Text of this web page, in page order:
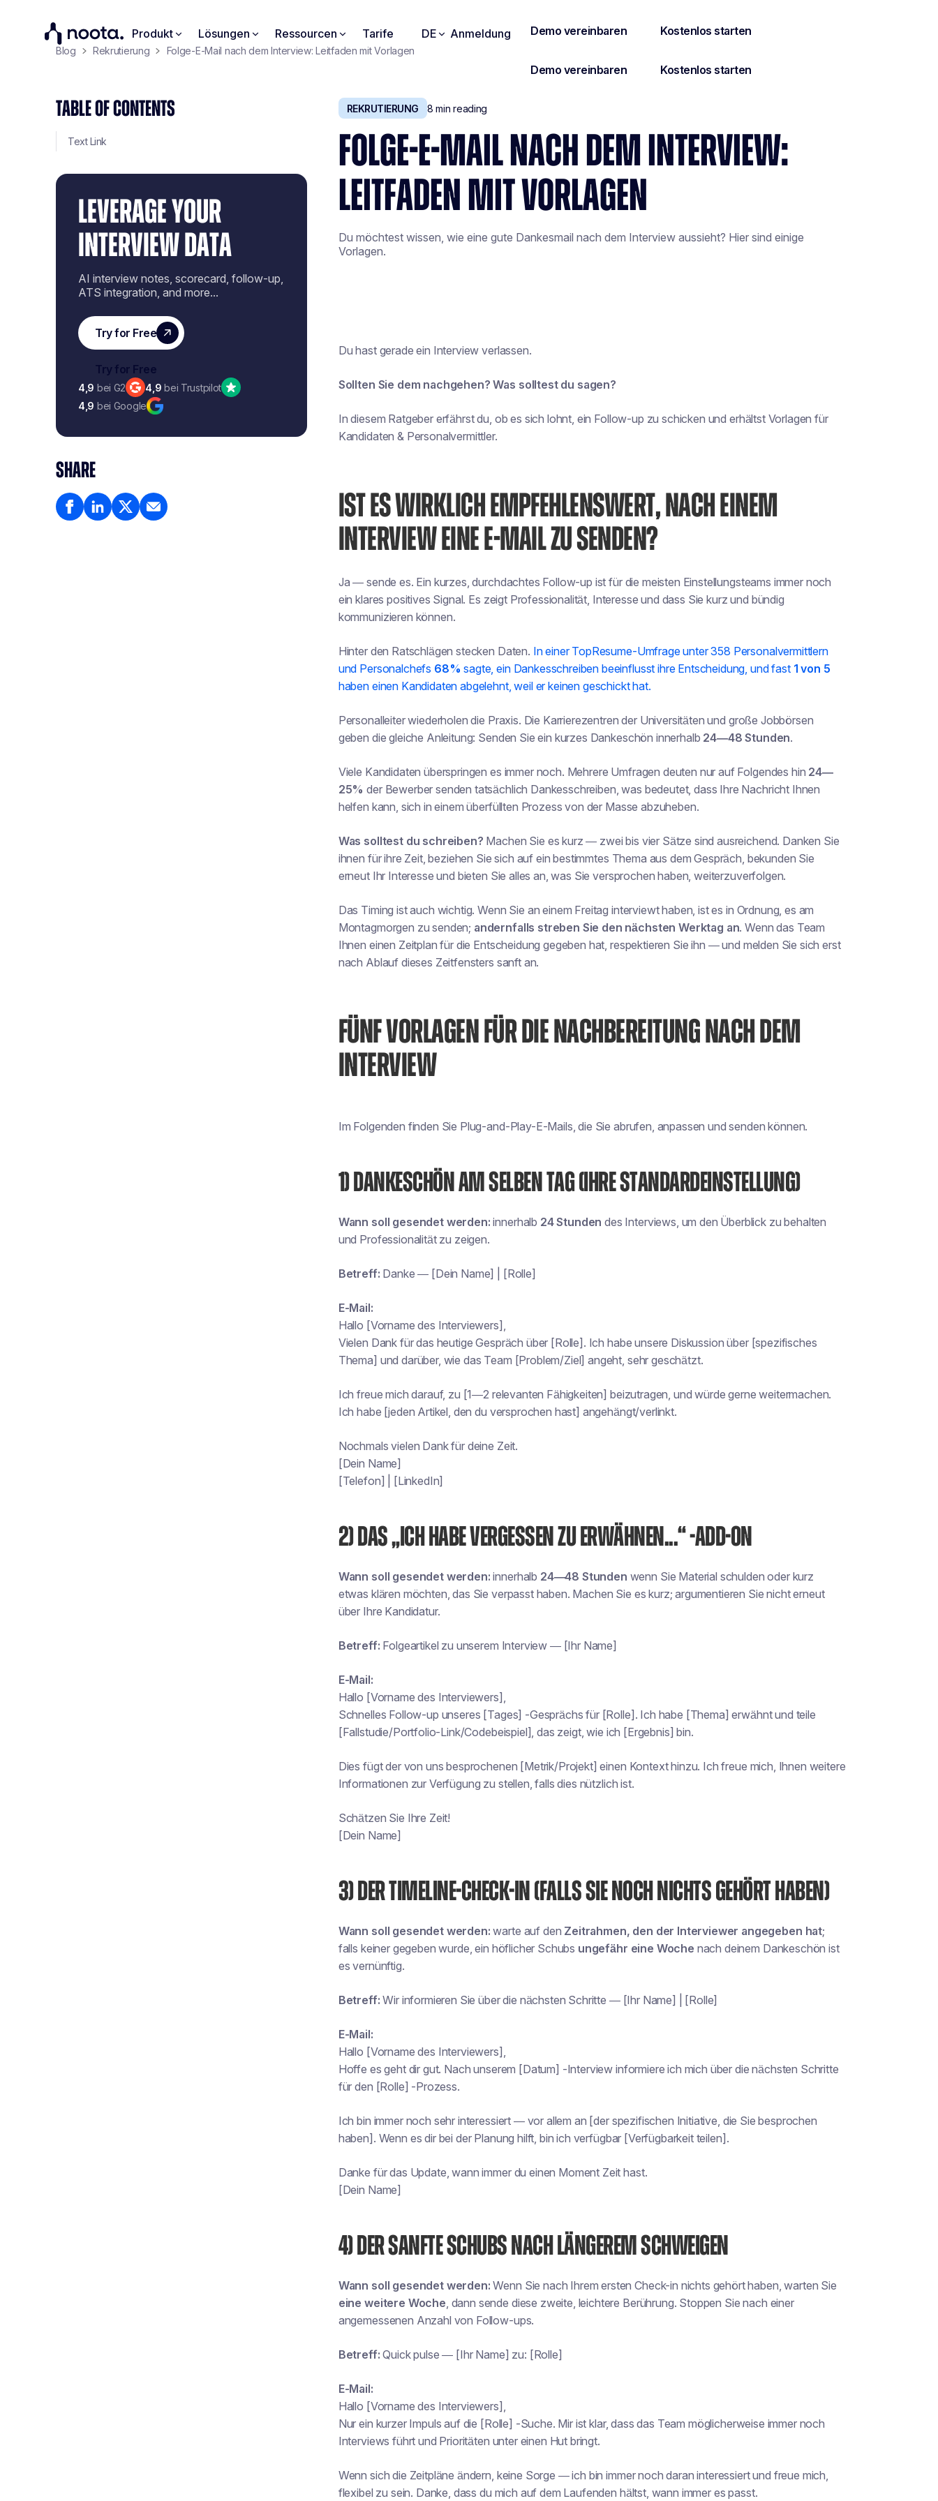
Produkt Lösungen Ressourcen Tarife DE Anmeldung
Blog Rekrutierung Folge-E-Mail nach dem Interview: Leitfaden mit Vorlagen
TABLE OF CONTENTS
Text Link
LEVERAGE YOUR
INTERVIEW DATA
AI interview notes, scorecard, follow-up,
ATS integration, and more...
4,9 bei G2 4,9 bei Trustpilot
4,9 bei Google
SHARE
REKRUTIERUNG 8 min reading
FOLGE-E-MAIL NACH DEM INTERVIEW:
LEITFADEN MIT VORLAGEN
Du möchtest wissen, wie eine gute Dankesmail nach dem Interview aussieht? Hier sind einige
Vorlagen.
Du hast gerade ein Interview verlassen.
Sollten Sie dem nachgehen? Was solltest du sagen?
In diesem Ratgeber erfährst du, ob es sich lohnt, ein Follow-up zu schicken und erhältst Vorlagen für
Kandidaten & Personalvermittler.
IST ES WIRKLICH EMPFEHLENSWERT, NACH EINEM
INTERVIEW EINE E-MAIL ZU SENDEN?
Ja — sende es. Ein kurzes, durchdachtes Follow-up ist für die meisten Einstellungsteams immer noch
ein klares positives Signal. Es zeigt Professionalität, Interesse und dass Sie kurz und bündig
kommunizieren können.
Hinter den Ratschlägen stecken Daten. In einer TopResume-Umfrage unter 358 Personalvermittlern
und Personalchefs 68% sagte, ein Dankesschreiben beeinflusst ihre Entscheidung, und fast 1 von 5
haben einen Kandidaten abgelehnt, weil er keinen geschickt hat.
Personalleiter wiederholen die Praxis. Die Karrierezentren der Universitäten und große Jobbörsen
geben die gleiche Anleitung: Senden Sie ein kurzes Dankeschön innerhalb 24—48 Stunden.
Viele Kandidaten überspringen es immer noch. Mehrere Umfragen deuten nur auf Folgendes hin 24—
25% der Bewerber senden tatsächlich Dankesschreiben, was bedeutet, dass Ihre Nachricht Ihnen
helfen kann, sich in einem überfüllten Prozess von der Masse abzuheben.
Was solltest du schreiben? Machen Sie es kurz — zwei bis vier Sätze sind ausreichend. Danken Sie
ihnen für ihre Zeit, beziehen Sie sich auf ein bestimmtes Thema aus dem Gespräch, bekunden Sie
erneut Ihr Interesse und bieten Sie alles an, was Sie versprochen haben, weiterzuverfolgen.
Das Timing ist auch wichtig. Wenn Sie an einem Freitag interviewt haben, ist es in Ordnung, es am
Montagmorgen zu senden; andernfalls streben Sie den nächsten Werktag an. Wenn das Team
Ihnen einen Zeitplan für die Entscheidung gegeben hat, respektieren Sie ihn — und melden Sie sich erst
nach Ablauf dieses Zeitfensters sanft an.
FÜNF VORLAGEN FÜR DIE NACHBEREITUNG NACH DEM
INTERVIEW
Im Folgenden finden Sie Plug-and-Play-E-Mails, die Sie abrufen, anpassen und senden können.
1) DANKESCHÖN AM SELBEN TAG (IHRE STANDARDEINSTELLUNG)
Wann soll gesendet werden: innerhalb 24 Stunden des Interviews, um den Überblick zu behalten
und Professionalität zu zeigen.
Betreff: Danke — [Dein Name] | [Rolle]
E-Mail:
Hallo [Vorname des Interviewers],
Vielen Dank für das heutige Gespräch über [Rolle]. Ich habe unsere Diskussion über [spezifisches
Thema] und darüber, wie das Team [Problem/Ziel] angeht, sehr geschätzt.
Ich freue mich darauf, zu [1—2 relevanten Fähigkeiten] beizutragen, und würde gerne weitermachen.
Ich habe [jeden Artikel, den du versprochen hast] angehängt/verlinkt.
Nochmals vielen Dank für deine Zeit.
[Dein Name]
[Telefon] | [LinkedIn]
2) DAS „ICH HABE VERGESSEN ZU ERWÄHNEN...“ -ADD-ON
Wann soll gesendet werden: innerhalb 24—48 Stunden wenn Sie Material schulden oder kurz
etwas klären möchten, das Sie verpasst haben. Machen Sie es kurz; argumentieren Sie nicht erneut
über Ihre Kandidatur.
Betreff: Folgeartikel zu unserem Interview — [Ihr Name]
E-Mail:
Hallo [Vorname des Interviewers],
Schnelles Follow-up unseres [Tages] -Gesprächs für [Rolle]. Ich habe [Thema] erwähnt und teile
[Fallstudie/Portfolio-Link/Codebeispiel], das zeigt, wie ich [Ergebnis] bin.
Dies fügt der von uns besprochenen [Metrik/Projekt] einen Kontext hinzu. Ich freue mich, Ihnen weitere
Informationen zur Verfügung zu stellen, falls dies nützlich ist.
Schätzen Sie Ihre Zeit!
[Dein Name]
3) DER TIMELINE-CHECK-IN (FALLS SIE NOCH NICHTS GEHÖRT HABEN)
Wann soll gesendet werden: warte auf den Zeitrahmen, den der Interviewer angegeben hat;
falls keiner gegeben wurde, ein höflicher Schubs ungefähr eine Woche nach deinem Dankeschön ist
es vernünftig.
Betreff: Wir informieren Sie über die nächsten Schritte — [Ihr Name] | [Rolle]
E-Mail:
Hallo [Vorname des Interviewers],
Hoffe es geht dir gut. Nach unserem [Datum] -Interview informiere ich mich über die nächsten Schritte
für den [Rolle] -Prozess.
Ich bin immer noch sehr interessiert — vor allem an [der spezifischen Initiative, die Sie besprochen
haben]. Wenn es dir bei der Planung hilft, bin ich verfügbar [Verfügbarkeit teilen].
Danke für das Update, wann immer du einen Moment Zeit hast.
[Dein Name]
4) DER SANFTE SCHUBS NACH LÄNGEREM SCHWEIGEN
Wann soll gesendet werden: Wenn Sie nach Ihrem ersten Check-in nichts gehört haben, warten Sie
eine weitere Woche, dann sende diese zweite, leichtere Berührung. Stoppen Sie nach einer
angemessenen Anzahl von Follow-ups.
Betreff: Quick pulse — [Ihr Name] zu: [Rolle]
E-Mail:
Hallo [Vorname des Interviewers],
Nur ein kurzer Impuls auf die [Rolle] -Suche. Mir ist klar, dass das Team möglicherweise immer noch
Interviews führt und Prioritäten unter einen Hut bringt.
Wenn sich die Zeitpläne ändern, keine Sorge — ich bin immer noch daran interessiert und freue mich,
flexibel zu sein. Danke, dass du mich auf dem Laufenden hältst, wann immer es passt.